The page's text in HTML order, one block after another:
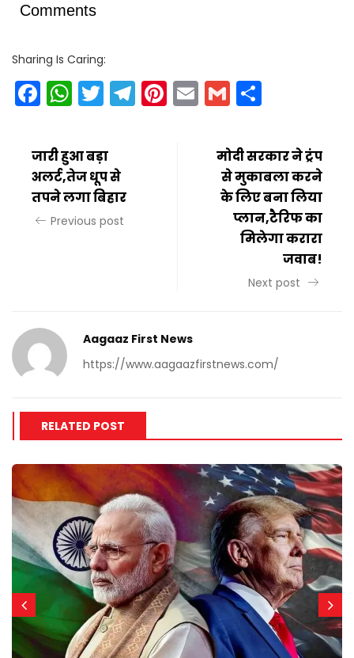
Comments
Sharing Is Caring:
Facebook
WhatsApp
Twitter
Telegram
Pinterest
EmailGmail
जारी हुआ बड़ा
अलर्ट,तेज धूप से
तपने लगा बिहार
Previous post
मोदी सरकार ने ट्रंप
से मुकाबला करने
के लिए बना लिया
प्लान,टैरिफ का
मिलेगा करारा
जवाब!
Next post
Aagaaz First News
https://www.aagaazfirstnews.com/
RELATED POST